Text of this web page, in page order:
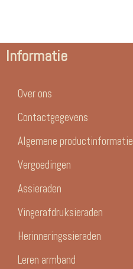
Informatie
Over ons
Contactgegevens
Algemene productinformatie
Vergoedingen
Assieraden
Vingerafdruksieraden
Herinneringssieraden
Leren armband